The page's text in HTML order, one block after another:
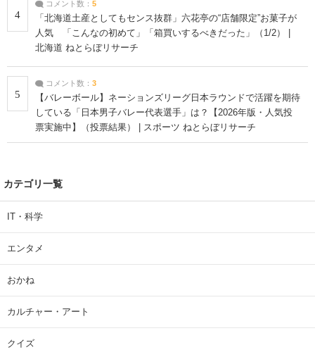
4
コメント数： 5
「北海道土産としてもセンス抜群」六花亭の“店舗限定”お菓子が
人気 「こんなの初めて」「箱買いするべきだった」（1/2） |
北海道 ねとらぼリサーチ
5
コメント数： 3
【バレーボール】ネーションズリーグ日本ラウンドで活躍を期待
している「日本男子バレー代表選手」は？【2026年版・人気投
票実施中】（投票結果） | スポーツ ねとらぼリサーチ
カテゴリ一覧
IT・科学
エンタメ
おかね
カルチャー・アート
クイズ